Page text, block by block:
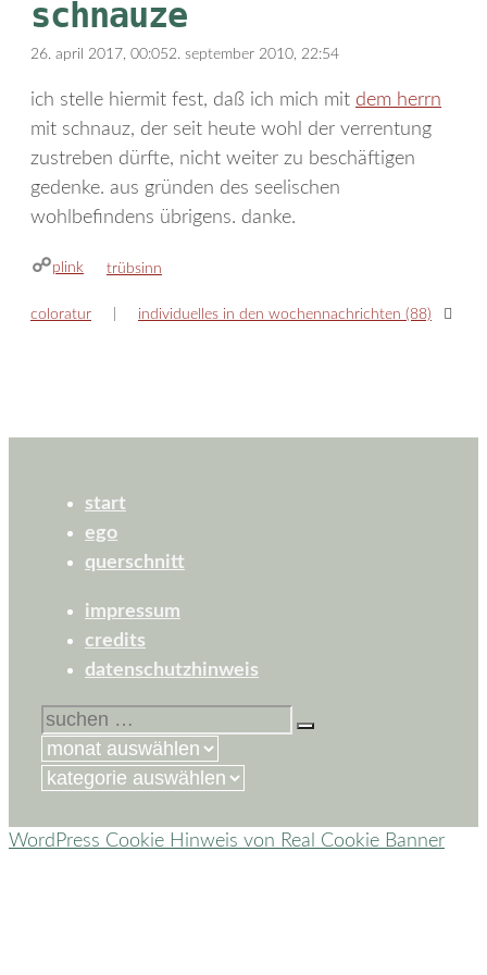
schnauze
26. april 2017, 00:052. september 2010, 22:54
ich stelle hiermit fest, daß ich mich mit dem herrn
mit schnauz, der seit heute wohl der verrentung
zustreben dürfte, nicht weiter zu beschäftigen
gedenke. aus gründen des seelischen
wohlbefindens übrigens. danke.
plink kategorien
trübsinn
coloratur individuelles in den wochennachrichten (88)
start
ego
querschnitt
impressum
credits
datenschutzhinweis
suchen
nach:
kategorien
WordPress Cookie Hinweis von Real Cookie Banner